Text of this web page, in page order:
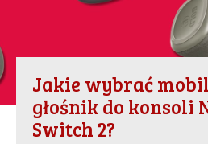
Jakie wybrać
głośnik do konsoli
Switch 2?